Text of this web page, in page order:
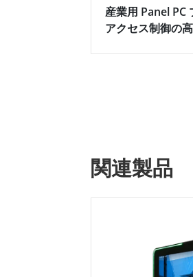
産業用 Panel PC
アクセス制御の
関連製品